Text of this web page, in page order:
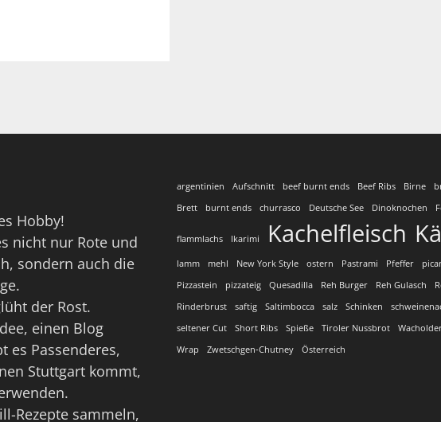
Hobby!
nicht nur Rote und
sondern auch die
der Rost.
einen Blog
es Passenderes,
Stuttgart kommt,
Rezepte sammeln,
argentinien Aufschnitt beef burnt ends Beef Ribs Birne
Brett
burnt ends churrasco Deutsche See Dinoknochen
flammlachs Ikarimi Kachelfleisch
lamm mehl New York Style ostern Pastrami Pfeffer
Pizzastein
pizzateig Quesadilla Reh Burger Reh Gulasch
Rinderbrust
saftig Saltimbocca salz Schinken
seltener Cut
Short Ribs Spieße Tiroler Nussbrot
Wrap
Zwetschgen-Chutney Österreich